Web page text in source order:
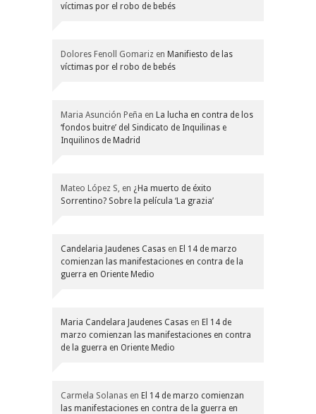
víctimas por el robo de bebés
Dolores Fenoll Gomariz en Manifiesto de las
víctimas por el robo de bebés
Maria Asunción Peña en La lucha en contra de los
‘fondos buitre’ del Sindicato de Inquilinas e
Inquilinos de Madrid
Mateo López S, en ¿Ha muerto de éxito
Sorrentino? Sobre la película ‘La grazia’
Candelaria Jaudenes Casas en El 14 de marzo
comienzan las manifestaciones en contra de la
guerra en Oriente Medio
Maria Candelara Jaudenes Casas en El 14 de
marzo comienzan las manifestaciones en contra
de la guerra en Oriente Medio
Carmela Solanas en El 14 de marzo comienzan
las manifestaciones en contra de la guerra en